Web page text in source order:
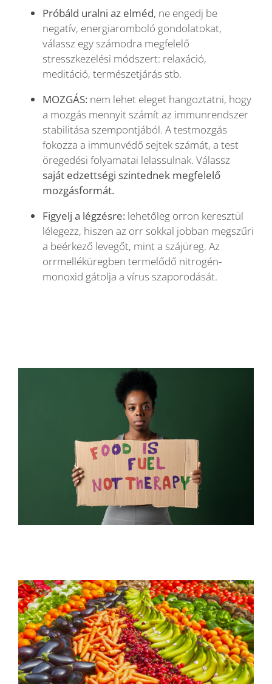
Próbáld uralni az elméd, ne engedj be
negatív, energiaromboló gondolatokat,
válassz egy számodra megfelelő
stresszkezelési módszert: relaxáció,
meditáció, természetjárás stb.
MOZGÁS: nem lehet eleget hangoztatni, hogy
a mozgás mennyit számít az immunrendszer
stabilitása szempontjából. A testmozgás
fokozza a immunvédő sejtek számát, a test
öregedési folyamatai lelassulnak. Válassz
saját edzettségi szintednek megfelelő
mozgásformát.
Figyelj a légzésre: lehetőleg orron keresztül
lélegezz, hiszen az orr sokkal jobban megszűri
a beérkező levegőt, mint a szájüreg. Az
orrmelléküregben termelődő nitrogén-
monoxid gátolja a vírus szaporodását.